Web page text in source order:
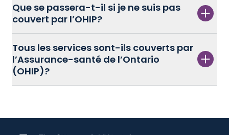
Que se passera-t-il si je ne suis pas
couvert par l’OHIP?
Tous les services sont-ils couverts par
l’Assurance-santé de l’Ontario
(OHIP)?